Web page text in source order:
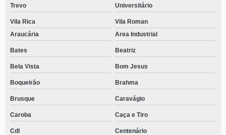
Trevo Universitário
Vila Rica
Vila Roman
Araucária
Area Industrial
Bates Beatriz
Bela Vista Bom Jesus
Boqueirão Brahma
Brusque Caravágio
Caroba Caça e Tiro
Cdl Centenário